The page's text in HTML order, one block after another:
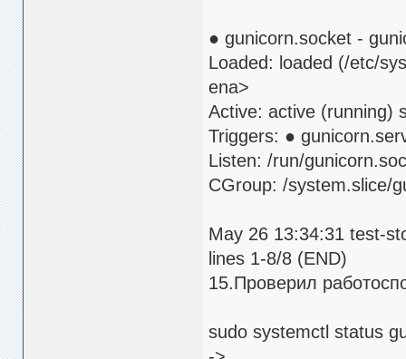
● gunicorn.socket -
Loaded: loaded (/etc/
ena>
Active: active (running)
Triggers: ●
Listen: /run/
CGroup: /system.slice/
May 26 13:34:31 test-
lines 1-8/8 (END)
15.Проверил
sudo systemctl status